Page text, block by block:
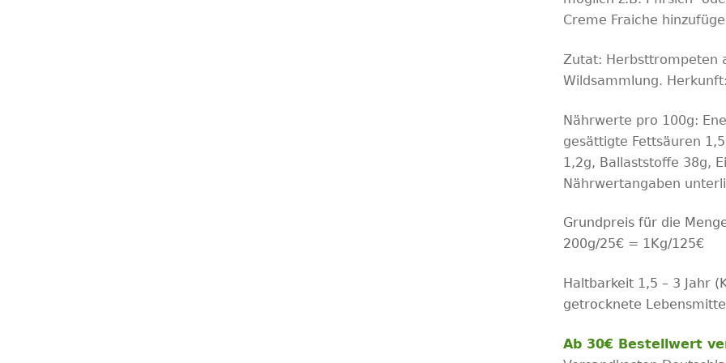
Creme Fraiche
Zutat: Herbsttrompeten
Wildsammlung.
Nährwerte pro 100g:
gesättigte Fettsäuren
1,2g, Ballaststoffe 38g,
Nährwertangaben
Grundpreis für die
200g/25€ = 1Kg/125€
Haltbarkeit 1,5 – 3 Jahr
getrocknete
Ab 30€ Bestellwert